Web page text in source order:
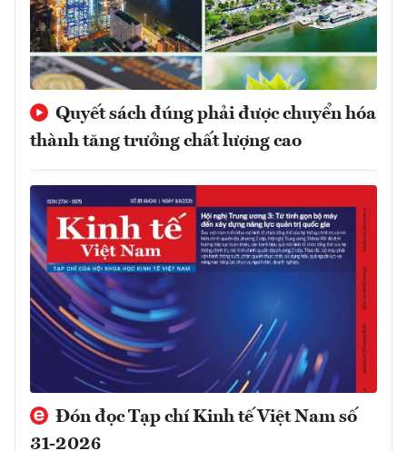
Quyết sách đúng phải được chuyển hóa
thành tăng trưởng chất lượng cao
Đón đọc Tạp chí Kinh tế Việt Nam số
31-2026